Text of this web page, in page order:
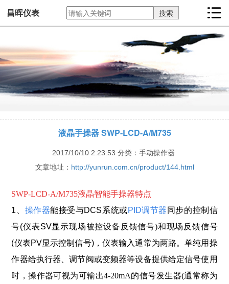
昌晖仪表
液晶手操器 SWP-LCD-A/M735
2017/10/10 2:23:53 分类：手动操作器
文章地址： http://yunrun.com.cn/product/144.html
SWP-LCD-A/M735液晶智能手操器特点
1、 操作器能接受与DCS系统或PID调节器 同步的控制信
号(仪表SV显示现场被控设备反馈信号)和现场反馈信号
(仪表PV显示控制信号)，仪表输入通常为两路。单纯用 操
作器给执行器、调节阀或变频器等设备提供给定信号使用
时，操作器可视为可输出4-20mA的信号发生器(通常称为